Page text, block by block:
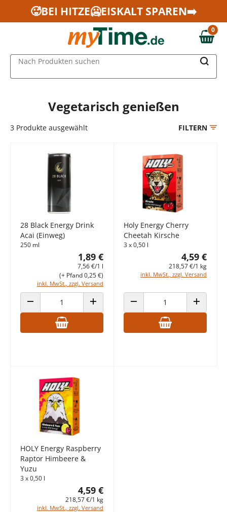
Zum Hauptinhalt springen
Zur Navigation springen
Zur Suche springen
🥵BEI HITZE🥶EISKALT SPAREN➡️
0,00 €
0
Nach Produkten suchen
Vegetarisch genießen
3 Produkte ausgewählt FILTERN
28 Black Energy Drink
Acai (Einweg)
250 ml
1,89 €
7,56 €/1 l
inkl. MwSt., zzgl. Versand
(+ Pfand 0,25 €)
ANZAHL VERRINGERN ANZAHL ERHÖHEN
Holy Energy Cherry
Cheetah Kirsche
3 x 0,50 l
4,59 €
218,57 €/1 kg
inkl. MwSt., zzgl. Versand
ANZAHL VERRINGERN ANZAHL
HOLY Energy Raspberry
Raptor Himbeere &
Yuzu
3 x 0,50 l
4,59 €
218,57 €/1 kg
inkl. MwSt., zzgl. Versand